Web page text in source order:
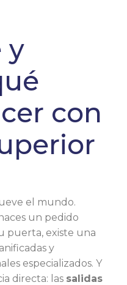
y
con
el mundo.
un pedido
puerta, existe una
y
especializados. Y
directa: las salidas